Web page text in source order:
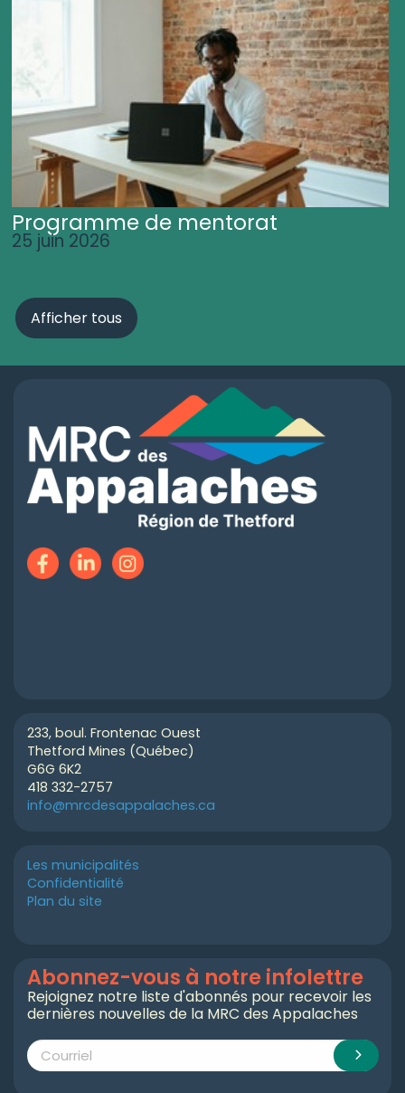
Programme de mentorat
25 juin 2026
Afficher tous
233, boul. Frontenac Ouest
Thetford Mines (Québec)
G6G 6K2
418 332-2757
info@mrcdesappalaches.ca
Les municipalités
Confidentialité
Plan du site
Abonnez-vous à notre infolettre
Rejoignez notre liste d'abonnés pour recevoir les
dernières nouvelles de la MRC des Appalaches